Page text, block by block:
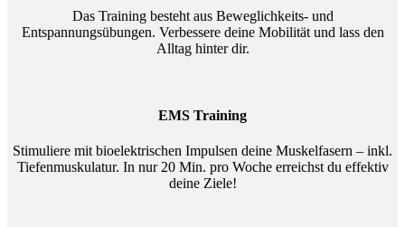
Das Training besteht aus Beweglichkeits- und
Entspannungsübungen. Verbessere deine Mobilität und lass den
Alltag hinter dir.
EMS Training
Stimuliere mit bioelektrischen Impulsen deine Muskelfasern – inkl.
Tiefenmuskulatur. In nur 20 Min. pro Woche erreichst du effektiv
deine Ziele!